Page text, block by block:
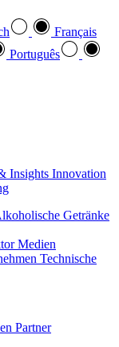
Français
Português
Insights Innovation
Getränke
Medien
Technische
Partner